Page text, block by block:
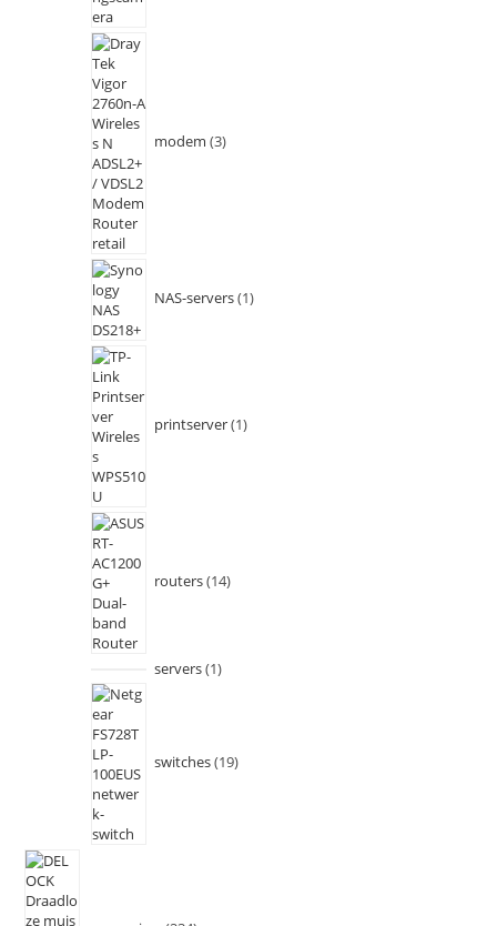
modem 3
NAS-servers 1
printserver 1
routers 14
servers 1
switches 19